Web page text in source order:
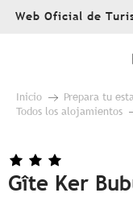
AllerWeb Oficial de
Inicio Prepara tu
Todos los alojamientos
Gîte Ker